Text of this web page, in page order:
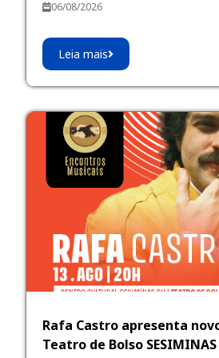
06/08/2026
Leia mais
Rafa Castro apresenta
Teatro de Bolso SESIMINAS